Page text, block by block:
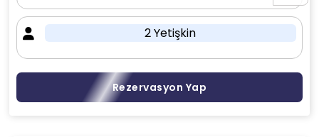
2 Yetişkin
Rezervasyon Yap